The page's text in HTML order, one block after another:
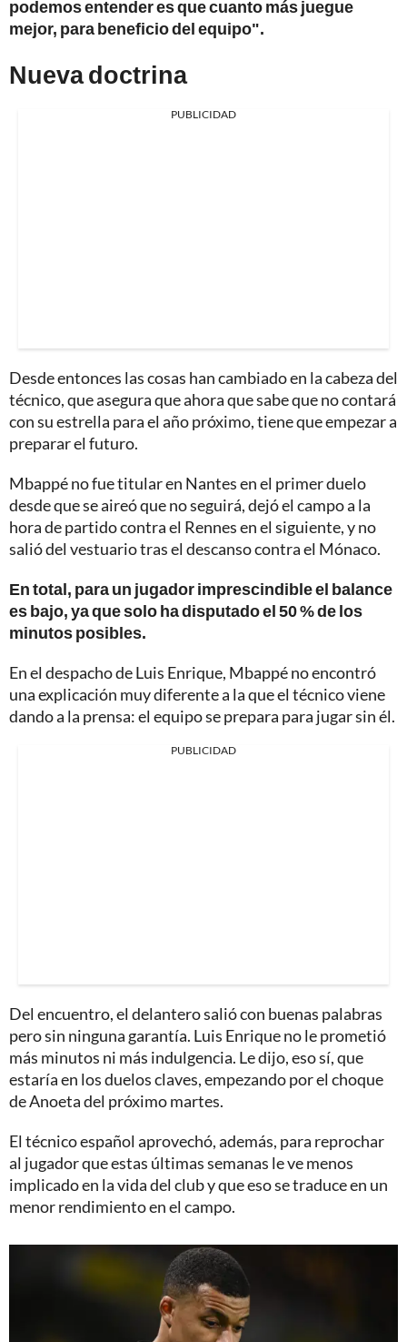
podemos entender es que cuanto más juegue
mejor, para beneficio del equipo".
Nueva doctrina
PUBLICIDAD
Desde entonces las cosas han cambiado en la cabeza del
técnico, que asegura que ahora que sabe que no contará
con su estrella para el año próximo, tiene que empezar a
preparar el futuro.
Mbappé no fue titular en Nantes en el primer duelo
desde que se aireó que no seguirá, dejó el campo a la
hora de partido contra el Rennes en el siguiente, y no
salió del vestuario tras el descanso contra el Mónaco.
En total, para un jugador imprescindible el balance
es bajo, ya que solo ha disputado el 50 % de los
minutos posibles.
En el despacho de Luis Enrique, Mbappé no encontró
una explicación muy diferente a la que el técnico viene
dando a la prensa: el equipo se prepara para jugar sin él.
PUBLICIDAD
Del encuentro, el delantero salió con buenas palabras
pero sin ninguna garantía. Luis Enrique no le prometió
más minutos ni más indulgencia. Le dijo, eso sí, que
estaría en los duelos claves, empezando por el choque
de Anoeta del próximo martes.
El técnico español aprovechó, además, para reprochar
al jugador que estas últimas semanas le ve menos
implicado en la vida del club y que eso se traduce en un
menor rendimiento en el campo.